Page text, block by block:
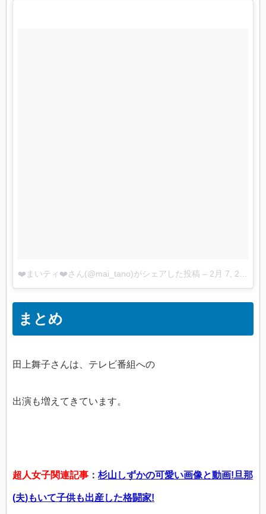
❤️まいティ❤️さん(@mai_tano)がシェアした投稿 – 2月 7, 2017 at 10:54午前 PST
まとめ
田上舞子さんは、テレビ番組への
出演も増えてきています。
超人女子関連記事 ： 杉山しずかの可愛い画像と動画!旦那
(夫)もいて子供も出産した格闘家!